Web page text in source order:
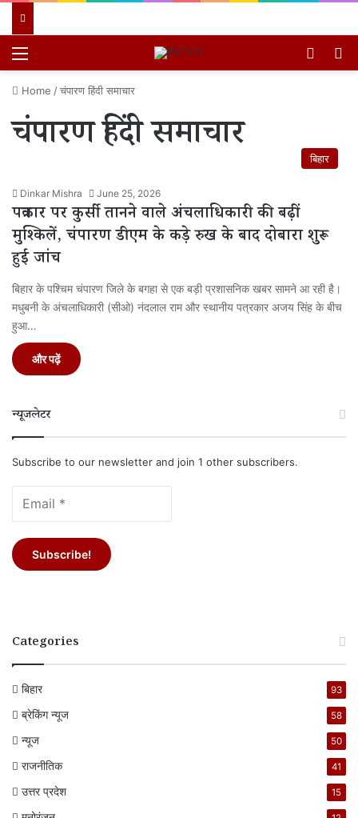
Home /चंपारण हिंदी समाचार
चंपारण हिंदी समाचार बिहार
Dinkar Mishra June 25, 2026
पत्रकार पर कुर्सी तानने वाले अंचलाधिकारी की बढ़ीं
मुश्किलें, चंपारण डीएम के कड़े रुख के बाद दोबारा शुरू
हुई जांच
बिहार के पश्चिम चंपारण जिले के बगहा से एक बड़ी प्रशासनिक खबर सामने आ रही है।
मधुबनी के अंचलाधिकारी (सीओ) नंदलाल राम और स्थानीय पत्रकार अजय सिंह के बीच
हुआ…
और पढ़ें
न्यूजलेटर
Subscribe to our newsletter and join 1 other subscribers.
Categories
बिहार 93
ब्रेकिंग न्यूज 58
न्यूज 50
राजनीतिक 41
उत्तर प्रदेश 15